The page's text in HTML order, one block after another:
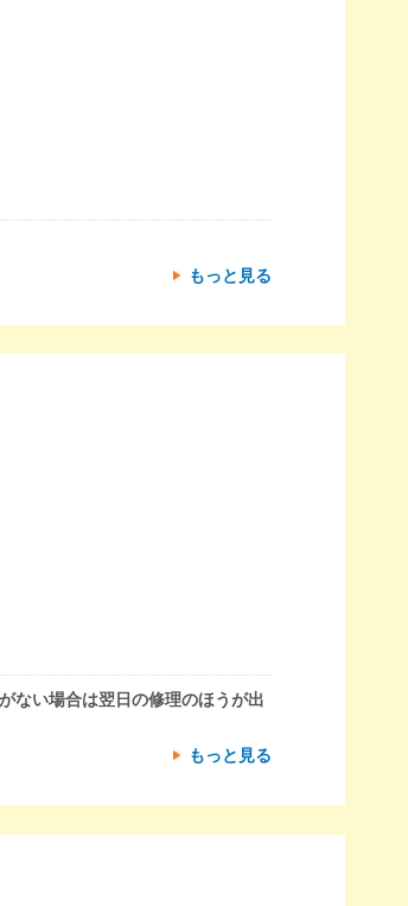
もっと見る
ない場合は翌日の修理のほうが出
もっと見る